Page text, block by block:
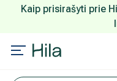
Kaip prisirašyti prie
Paslaugos ir kainos
AKCIJOS
Kaip užsiregistruoti
Kuo pasirūpinti prieš